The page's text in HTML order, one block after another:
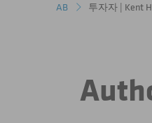
AB 투자자 | Kent